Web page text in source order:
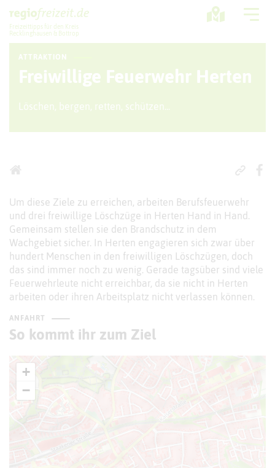
Freizeittipps für den Kreis
Recklinghausen & Bottrop
ATTRAKTION
Freiwillige Feuerwehr Herten
Löschen, bergen, retten, schützen...
Um diese Ziele zu erreichen, arbeiten Berufsfeuerwehr
und drei freiwillige Löschzüge in Herten Hand in Hand.
Gemeinsam stellen sie den Brandschutz in dem
Wachgebiet sicher. In Herten engagieren sich zwar über
hundert Menschen in den freiwilligen Löschzügen, doch
das sind immer noch zu wenig. Gerade tagsüber sind viele
Feuerwehrleute nicht erreichbar, da sie nicht in Herten
arbeiten oder ihren Arbeitsplatz nicht verlassen können.
ANFAHRT
So kommt ihr zum Ziel
+
−